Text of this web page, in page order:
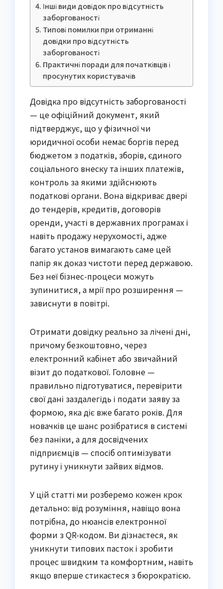
Інші види довідок про відсутність
заборгованості
Типові помилки при отриманні
довідки про відсутність
заборгованості
Практичні поради для початківців і
просунутих користувачів
Довідка про відсутність заборгованості
— це офіційний документ, який
підтверджує, що у фізичної чи
юридичної особи немає боргів перед
бюджетом з податків, зборів, єдиного
соціального внеску та інших платежів,
контроль за якими здійснюють
податкові органи. Вона відкриває двері
до тендерів, кредитів, договорів
оренди, участі в державних програмах і
навіть продажу нерухомості, адже
багато установ вимагають саме цей
папір як доказ чистоти перед державою.
Без неї бізнес-процеси можуть
зупинитися, а мрії про розширення —
зависнути в повітрі.
Отримати довідку реально за лічені дні,
причому безкоштовно, через
електронний кабінет або звичайний
візит до податкової. Головне —
правильно підготуватися, перевірити
свої дані заздалегідь і подати заяву за
формою, яка діє вже багато років. Для
новачків це шанс розібратися в системі
без паніки, а для досвідчених
підприємців — спосіб оптимізувати
рутину і уникнути зайвих відмов.
У цій статті ми розберемо кожен крок
детально: від розуміння, навіщо вона
потрібна, до нюансів електронної
форми з QR-кодом. Ви дізнаєтеся, як
уникнути типових пасток і зробити
процес швидким та комфортним, навіть
якщо вперше стикаєтеся з бюрократією.